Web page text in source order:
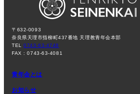
〒632-0093
奈良県天理市指柳町437番地 天理教青年会本部
TEL0743-63-4748
FAX : 0743-63-4081
青年会とは
お知らせ